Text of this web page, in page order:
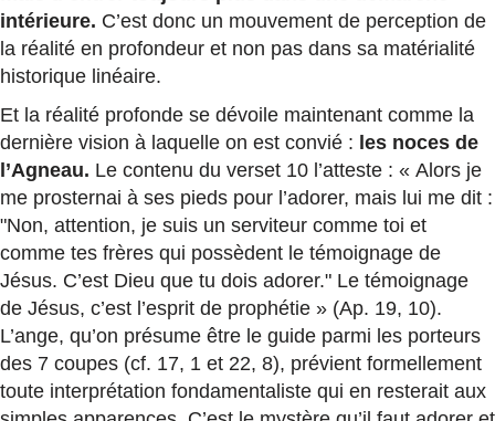
intérieure. C’est donc un mouvement de perception de
la réalité en profondeur et non pas dans sa matérialité
historique linéaire.
Et la réalité profonde se dévoile maintenant comme la
dernière vision à laquelle on est convié : les noces de
l’Agneau. Le contenu du verset 10 l’atteste : « Alors je
me prosternai à ses pieds pour l’adorer, mais lui me dit :
"Non, attention, je suis un serviteur comme toi et
comme tes frères qui possèdent le témoignage de
Jésus. C’est Dieu que tu dois adorer." Le témoignage
de Jésus, c’est l’esprit de prophétie » (Ap. 19, 10).
L’ange, qu’on présume être le guide parmi les porteurs
des 7 coupes (cf. 17, 1 et 22, 8), prévient formellement
toute interprétation fondamentaliste qui en resterait aux